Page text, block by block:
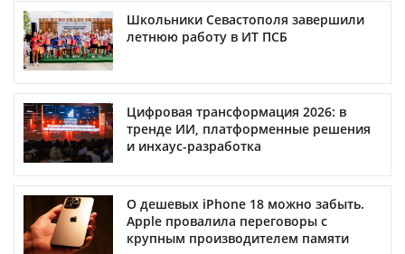
Школьники Севастополя завершили
летнюю работу в ИТ ПСБ
Цифровая трансформация 2026: в
тренде ИИ, платформенные решения
и инхаус-разработка
О дешевых iPhone 18 можно забыть.
Apple провалила переговоры с
крупным производителем памяти